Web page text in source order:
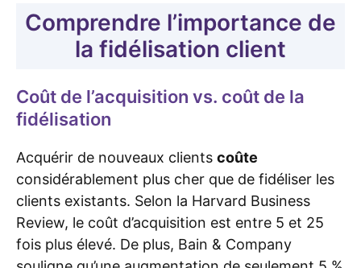
Comprendre l’importance de
la fidélisation client
Coût de l’acquisition vs. coût de la
fidélisation
Acquérir de nouveaux clients coûte
considérablement plus cher que de fidéliser les
clients existants. Selon la Harvard Business
Review, le coût d’acquisition est entre 5 et 25
fois plus élevé. De plus, Bain & Company